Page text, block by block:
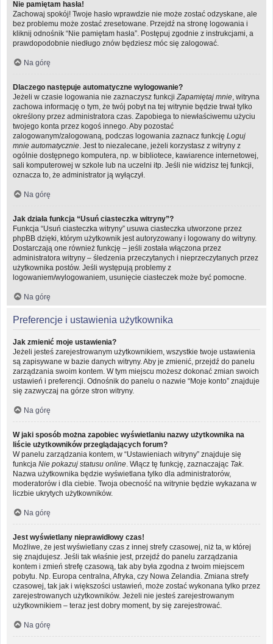
Nie pamiętam hasła!
Zachowaj spokój! Twoje hasło wprawdzie nie może zostać odzyskane, ale
bez problemu może zostać zresetowane. Przejdź na stronę logowania i
kliknij odnośnik “Nie pamiętam hasła”. Postępuj zgodnie z instrukcjami, a
prawdopodobnie niedługo znów będziesz móc się zalogować.
Na górę
Dlaczego następuje automatyczne wylogowanie?
Jeżeli w czasie logowania nie zaznaczysz funkcji Zapamiętaj mnie , witryna
zachowa informację o tym, że twój pobyt na tej witrynie będzie trwał tylko
określony przez administratora czas. Zapobiega to niewłaściwemu użyciu
twojego konta przez kogoś innego. Aby pozostać
zalogowanym/zalogowaną, podczas logowania zaznacz funkcję Loguj
mnie automatycznie . Jest to niezalecane, jeżeli korzystasz z witryny z
ogólnie dostępnego komputera, np. w bibliotece, kawiarence internetowej,
sali komputerowej w szkole lub na uczelni itp. Jeśli nie widzisz tej funkcji,
oznacza to, że administrator ją wyłączył.
Na górę
Jak działa funkcja “Usuń ciasteczka witryny”?
Funkcja “Usuń ciasteczka witryny” usuwa ciasteczka utworzone przez
phpBB dzięki, którym użytkownik jest autoryzowany i logowany do witryny.
Dostarczają one również funkcję – jeśli została włączona przez
administratora witryny – śledzenia przeczytanych i nieprzeczytanych przez
użytkownika postów. Jeśli występują problemy z
logowaniem/wylogowaniem, usunięcie ciasteczek może być pomocne.
Na górę
Preferencje i ustawienia użytkownika
Jak zmienić moje ustawienia?
Jeżeli jesteś zarejestrowanym użytkownikiem, wszystkie twoje ustawienia
są zapisywane w bazie danych witryny. Aby je zmienić, przejdź do panelu
zarządzania swoim kontem. W tym miejscu możesz dokonać zmian swoich
ustawień i preferencji. Odnośnik do panelu o nazwie “Moje konto” znajduje
się zazwyczaj na górze stron witryny.
Na górę
W jaki sposób można zapobiec wyświetlaniu nazwy użytkownika na
liście użytkowników przeglądających forum?
W panelu zarządzania kontem, w “Ustawieniach witryny” znajduje się
funkcja Nie pokazuj statusu online . Włącz tę funkcję, zaznaczając Tak.
Nazwa użytkownika będzie wyświetlana tylko dla administratorów,
moderatorów i dla ciebie. Twoja obecność na witrynie będzie wykazana w
liczbie ukrytych użytkowników.
Na górę
Jest wyświetlany nieprawidłowy czas!
Możliwe, że jest wyświetlany czas z innej strefy czasowej, niż ta, w której
się znajdujesz. Jeśli tak właśnie jest, przejdź do panelu zarządzania
kontem i zmień strefę czasową, tak aby była zgodna z twoim miejscem
pobytu. Np. Europa centralna, Afryka, czy Nowa Zelandia. Zmiana strefy
czasowej, tak jak i większości ustawień, może zostać wykonana tylko przez
zarejestrowanych użytkowników. Jeżeli nie jesteś zarejestrowanym
użytkownikiem – teraz jest dobry moment, by się zarejestrować.
Na górę